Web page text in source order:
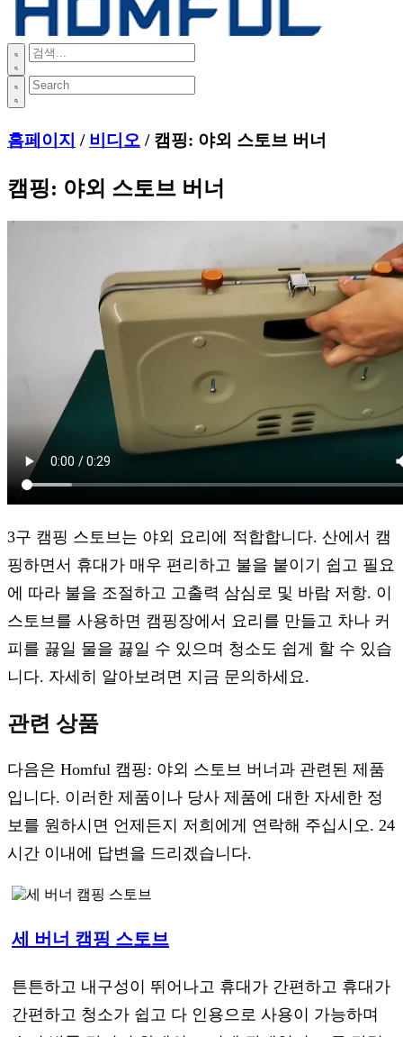
홈페이지 / 비디오 / 캠핑: 야외 스토브 버너
캠핑: 야외 스토브 버너
3구 캠핑 스토브는 야외 요리에 적합합니다. 산에서 캠
핑하면서 휴대가 매우 편리하고 불을 붙이기 쉽고 필요
에 따라 불을 조절하고 고출력 삼심로 및 바람 저항. 이
스토브를 사용하면 캠핑장에서 요리를 만들고 차나 커
피를 끓일 물을 끓일 수 있으며 청소도 쉽게 할 수 있습
니다. 자세히 알아보려면 지금 문의하세요.
관련 상품
다음은 Homful 캠핑: 야외 스토브 버너과 관련된 제품
입니다. 이러한 제품이나 당사 제품에 대한 자세한 정
보를 원하시면 언제든지 저희에게 연락해 주십시오. 24
시간 이내에 답변을 드리겠습니다.
세 버너 캠핑 스토브
튼튼하고 내구성이 뛰어나고 휴대가 간편하고 휴대가
간편하고 청소가 쉽고 다 인용으로 사용이 가능하며